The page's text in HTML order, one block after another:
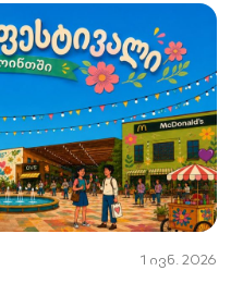
1 ივნ. 2026